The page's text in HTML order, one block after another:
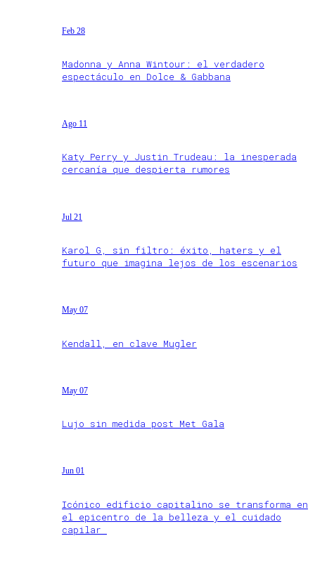
Feb 28
Madonna y Anna Wintour: el verdadero
espectáculo en Dolce & Gabbana
Ago 11
Katy Perry y Justin Trudeau: la inesperada
cercanía que despierta rumores
Jul 21
Karol G, sin filtro: éxito, haters y el
futuro que imagina lejos de los escenarios
May 07
Kendall, en clave Mugler
May 07
Lujo sin medida post Met Gala
Jun 01
Icónico edificio capitalino se transforma en
el epicentro de la belleza y el cuidado
capilar